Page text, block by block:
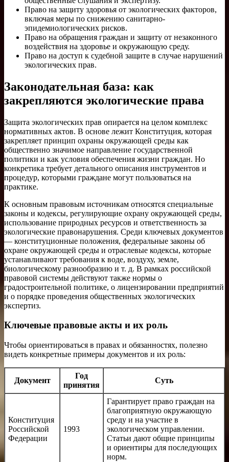
Право на защиту здоровья от экологических факторов,
включая меры по снижению санитарно-
эпидемиологических рисков.
Право на обращения граждан и защиту от незаконного
воздействия на здоровье и окружающую среду.
Право на доступ к судебной защите в случае нарушений
экологических прав.
Законодательная база: как
закрепляются экологические права
Защита экологических прав опирается на целом комплекс
нормативных актов. В основе лежит Конституция, которая
закрепляет принцип охраны окружающей среды как
общественно значимое направление государственной
политики и как условия обеспечения жизни граждан. Но
конкретика требует детального описания инструментов и
процедур, которыми граждане могут пользоваться на
практике.
К основным правовым источникам относятся специальные
законы и кодексы, регулирующие охрану окружающей среды,
использование природных ресурсов и ответственность за
экологические правонарушения. Среди ключевых документов
— конституционные положения, федеральные законы об
охране окружающей среды и отраслевые кодексы, которые
устанавливают требования к воде, воздуху, земле,
биологическому разнообразию и т. д. В рамках российской
правовой системы действуют также нормы о
градостроительной политике, о лицензировании предприятий
и о порядке проведения общественных экологических
экспертиз.
Ключевые правовые акты и их роль
Чтобы ориентироваться в правах и обязанностях, полезно
видеть конкретные примеры документов и их роль:
Документ
Год
принятия
Суть
Конституция
Российской
Федерации
1993
Гарантирует право граждан на
благоприятную окружающую
среду и на участие в
экологическом управлении.
Статьи дают общие принципы
и ориентиры для последующих
норм.